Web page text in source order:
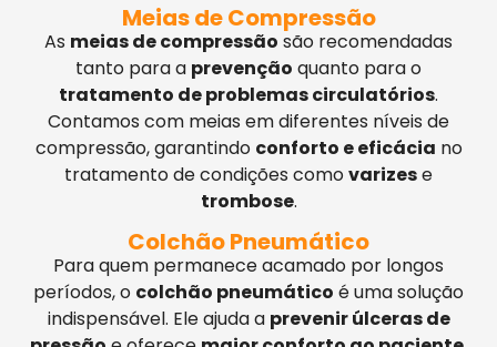
Meias de Compressão
As meias de compressão são recomendadas
tanto para a prevenção quanto para o
tratamento de problemas circulatórios.
Contamos com meias em diferentes níveis de
compressão, garantindo conforto e eficácia no
tratamento de condições comovarizese
trombose.
Colchão Pneumático
Para quem permanece acamado por longos
períodos, o colchão pneumático é uma solução
indispensável. Ele ajuda a prevenir úlceras de